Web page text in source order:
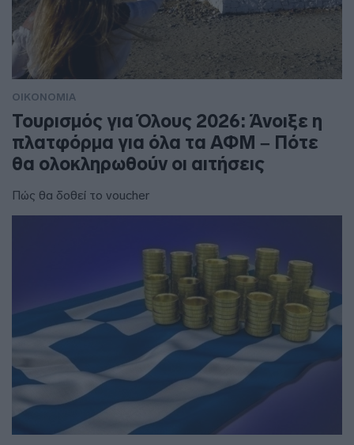
ΟΙΚΟΝΟΜΙΑ
Τουρισμός για Όλους 2026: Άνοιξε η
πλατφόρμα για όλα τα ΑΦΜ – Πότε
θα ολοκληρωθούν οι αιτήσεις
Πώς θα δοθεί το voucher